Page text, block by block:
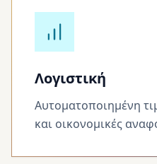
Λογιστική
Αυτοματοποιημένη
και οικονομικές